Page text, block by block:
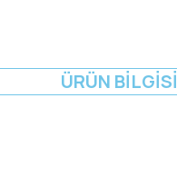
ÜRÜN BILGISI